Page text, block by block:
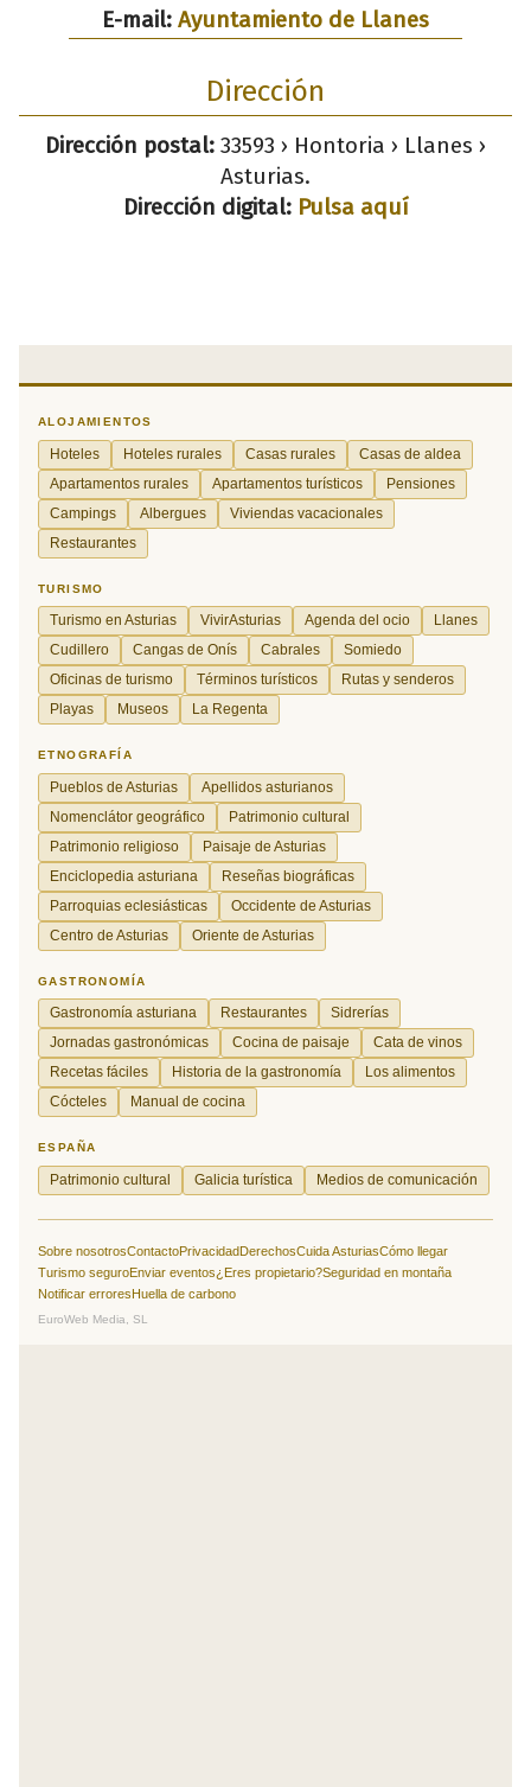
E-mail: Ayuntamiento de Llanes
Dirección
Dirección postal: 33593 › Hontoria › Llanes ›
Asturias.
Dirección digital: Pulsa aquí